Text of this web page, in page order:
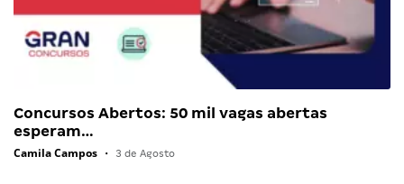
Concursos Abertos: 50 mil vagas abertas
esperam…
Camila Campos • 3 de Agosto